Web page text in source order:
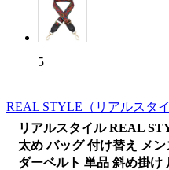
5
REAL STYLE （リアルスタ
リアルスタイル REAL
太め バッグ 付け替え メ
ダーベルト 単品 斜め掛け